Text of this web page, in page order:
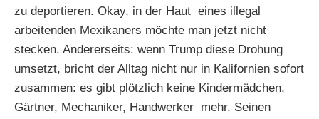
zu deportieren. Okay, in der Haut eines illegal
arbeitenden Mexikaners möchte man jetzt nicht
stecken. Andererseits: wenn Trump diese Drohung
umsetzt, bricht der Alltag nicht nur in Kalifornien sofort
zusammen: es gibt plötzlich keine Kindermädchen,
Gärtner, Mechaniker, Handwerker mehr. Seinen